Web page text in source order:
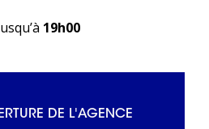
19h00
DE L'AGENCE